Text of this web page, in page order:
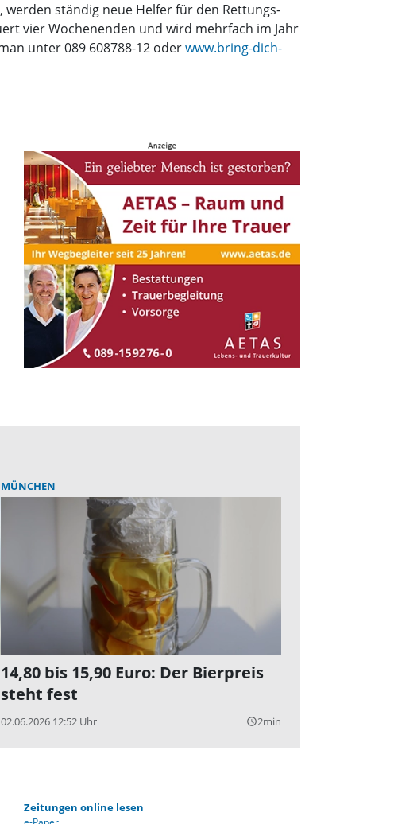
ständig neue Helfer für den Rettungs-
vier Wochenenden und wird mehrfach im Jahr
unter 089 608788-12 oderwww.bring-dich-
MÜNCHEN
14,80 bis 15,90 Euro: Der Bierpreis
steht fest
02.06.2026 12:52 Uhr query_builder2min
Zeitungen online lesen